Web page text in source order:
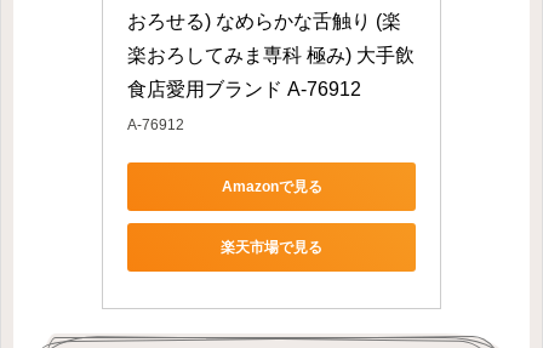
おろせる) なめらかな舌触り (楽
楽おろしてみま専科 極み) 大手飲
食店愛用ブランド A-76912
A-76912
Amazonで見る
楽天市場で見る